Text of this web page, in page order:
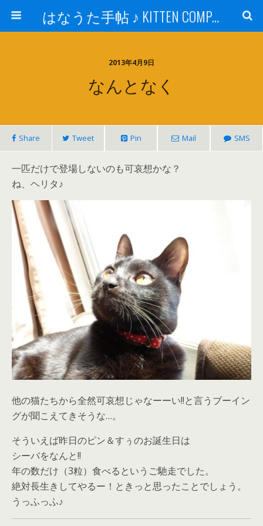
はなうた手帖 ♪ KITTEN COMPANY
2013年4月9日
なんとなく
Share Tweet Pin Mail SMS
一匹だけで登場しないのも可哀想かな？
ね、ヘリタ♪
他の猫たちから全然可哀想じゃなーーい!!と言うブーイン
グが聞こえてきそうな…。
そういえば昨日のピン＆すぅのお誕生日は
シーバをなんと!!
年の数だけ（3粒）食べるというご馳走でした。
絶対長生きしてやるー！ときっと思ったことでしょう。
うっふっふ♪